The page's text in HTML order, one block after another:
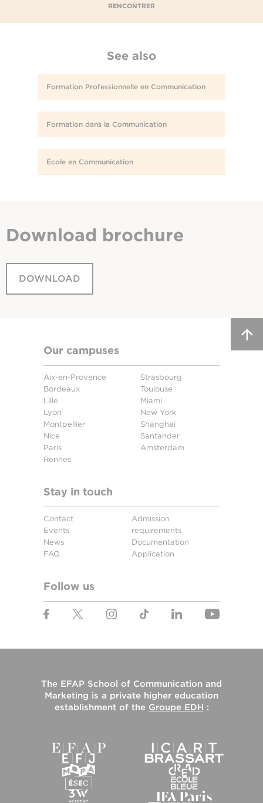
RENCONTRER
See also
Formation Professionnelle en Communication
Formation dans la Communication
École en Communication
Download brochure
DOWNLOAD
Our campuses
Aix-en-Provence
Bordeaux
Lille
Lyon
Montpellier
Nice
Paris
Rennes
Strasbourg
Toulouse
Miami
New York
Shanghai
Santander
Amsterdam
Stay in touch
Contact
Events
News
FAQ
Admission
requirements
Documentation
Application
Follow us
The EFAP School of Communication and
Marketing is a private higher education
establishment of the Groupe EDH :